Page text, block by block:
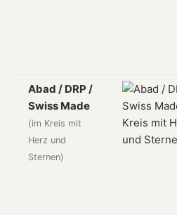
Abad / DRP /
Swiss Made
(im Kreis mit
Herz und
Sternen)